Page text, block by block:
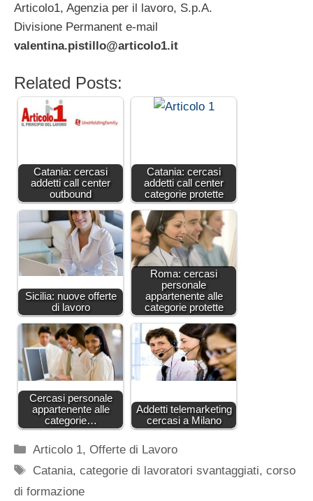
Articolo1, Agenzia per il lavoro, S.p.A.
Divisione Permanent e-mail
valentina.pistillo@articolo1.it
Related Posts:
Catania: cercasi
addetti call center
outbound
Catania: cercasi
addetti call center
categorie protette
Sicilia: nuove offerte
di lavoro
Roma: cercasi
personale
appartenente alle
categorie protette
Cercasi personale
appartenente alle
categorie…
Addetti telemarketing
cercasi a Milano
Categorie
Articolo 1,Offerte di Lavoro
Tag
Catania,categorie di lavoratori svantaggiati,corso
di formazione